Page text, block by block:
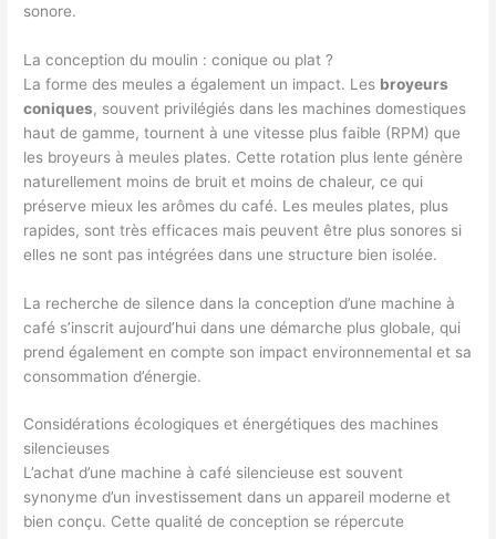
sonore.
La conception du moulin : conique ou plat ?
La forme des meules a également un impact. Les broyeurs
coniques, souvent privilégiés dans les machines domestiques
haut de gamme, tournent à une vitesse plus faible (RPM) que
les broyeurs à meules plates. Cette rotation plus lente génère
naturellement moins de bruit et moins de chaleur, ce qui
préserve mieux les arômes du café. Les meules plates, plus
rapides, sont très efficaces mais peuvent être plus sonores si
elles ne sont pas intégrées dans une structure bien isolée.
La recherche de silence dans la conception d’une machine à
café s’inscrit aujourd’hui dans une démarche plus globale, qui
prend également en compte son impact environnemental et sa
consommation d’énergie.
Considérations écologiques et énergétiques des machines
silencieuses
L’achat d’une machine à café silencieuse est souvent
synonyme d’un investissement dans un appareil moderne et
bien conçu. Cette qualité de conception se répercute